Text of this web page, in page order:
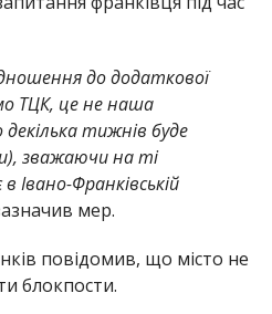
до додаткової
ТЦК, це не наша
тижнів буде
зважаючи на ті
в Івано-Франківській
мер.
повідомив, що місто не
блокпости.